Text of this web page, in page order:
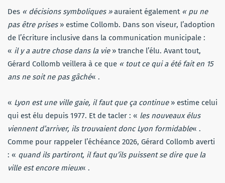
Des « décisions symboliques »auraient également« pu ne
pas être prises» estime Collomb. Dans son viseur, l’adoption
de l’écriture inclusive dans la communication municipale :
« il y a autre chose dans la vie» tranche l’élu. Avant tout,
Gérard Collomb veillera à ce que « tout ce qui a été fait en 15
ans ne soit ne pas gâché« .
« Lyon est une ville gaie, il faut que ça continue» estime celui
qui est élu depuis 1977. Et de tacler : « les nouveaux élus
viennent d’arriver, ils trouvaient donc Lyon formidable« .
Comme pour rappeler l’échéance 2026, Gérard Collomb averti
: « quand ils partiront, il faut qu’ils puissent se dire que la
ville est encore mieux« .